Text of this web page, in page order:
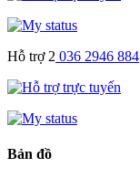
Hỗ trợ 2 036 2946 884
Bản đồ